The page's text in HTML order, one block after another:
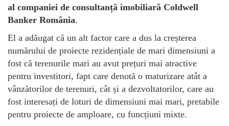
al companiei de consultanță imobiliară Coldwell
Banker România.
El a adăugat că un alt factor care a dus la creșterea
numărului de proiecte rezidențiale de mari dimensiuni a
fost că terenurile mari au avut prețuri mai atractive
pentru investitori, fapt care denotă o maturizare atât a
vânzătorilor de terenuri, cât și a dezvoltatorilor, care au
fost interesați de loturi de dimensiuni mai mari, pretabile
pentru proiecte de amploare, cu funcțiuni mixte.